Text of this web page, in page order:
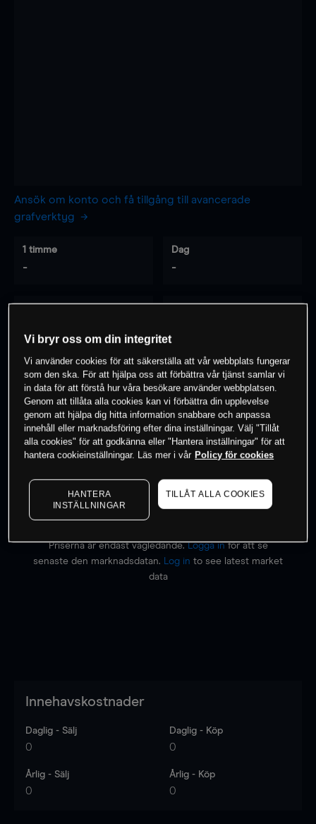
Ansök om konto och få tillgång till avancerade
grafverktyg
1 timme
-
Dag
-
0% av kunderna har en position i detta
instrument
Börja handla
Priserna är endast vägledande.Logga inför att se
senaste den marknadsdatan.
Log in to see latest market
data
Innehavskostnader
Daglig - Sälj
0
Daglig - Köp
0
Årlig - Sälj
0
Årlig - Köp
0
Vi bryr oss om din integritet
Vi använder cookies för att säkerställa att vår webbplats fungerar
som den ska. För att hjälpa oss att förbättra vår tjänst samlar vi
in data för att förstå hur våra besökare använder webbplatsen.
Genom att tillåta alla cookies kan vi förbättra din upplevelse
genom att hjälpa dig hitta information snabbare och anpassa
innehåll eller marknadsföring efter dina inställningar. Välj "Tillåt
alla cookies" för att godkänna eller "Hantera inställningar" för att
hantera cookieinställningar. Läs mer i vår Policy för cookies
HANTERA
INSTÄLLNINGAR
TILLÅT ALLA COOKIES